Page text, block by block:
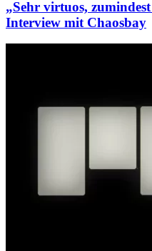
„Sehr virtuos,
Interview mit Chaosbay